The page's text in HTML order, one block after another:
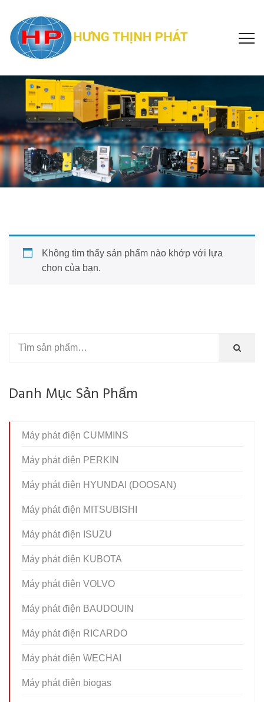
Không tìm thấy sản phẩm nào khớp với lựa
chọn của bạn.
Danh Mục Sản Phẩm
Máy phát điện CUMMINS
Máy phát điện PERKIN
Máy phát điện HYUNDAI (DOOSAN)
Máy phát điện MITSUBISHI
Máy phát điện ISUZU
Máy phát điện KUBOTA
Máy phát điện VOLVO
Máy phát điện BAUDOUIN
Máy phát điện RICARDO
Máy phát điện WECHAI
Máy phát điện biogas